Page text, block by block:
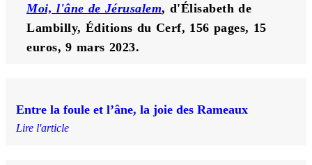
Moi, l'âne de Jérusalem, d'Élisabeth de
Lambilly, Éditions du Cerf, 156 pages, 15
euros, 9 mars 2023.
Entre la foule et l’âne, la joie des Rameaux
Lire l'article